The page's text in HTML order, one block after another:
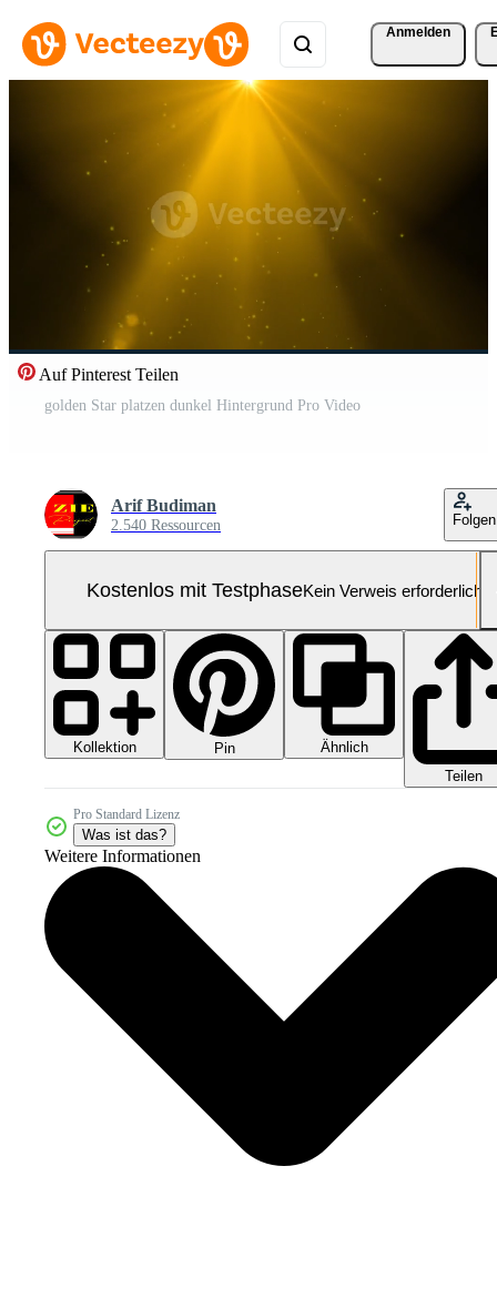
Anmelden
Auf Pinterest Teilen
golden Star platzen dunkel Hintergrund Pro Video
Arif Budiman
2.540 Ressourcen Folgen
Kostenlos mit TestphaseKein Verweis erforderlich
Kollektion Pin
Ähnlich
Teilen
Pro Standard Lizenz
Was ist das?
Weitere Informationen